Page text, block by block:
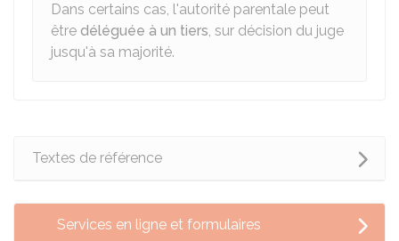
Dans certains cas, l'autorité parentale peut
être déléguée à un tiers, sur décision du juge
jusqu'à sa majorité.
Textes de référence
Services en ligne et formulaires